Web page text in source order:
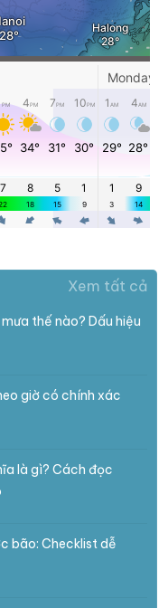
Xem tất cả
thế nào? Dấu hiệu
giờ có chính xác
là gì? Cách đọc
bão: Checklist dễ